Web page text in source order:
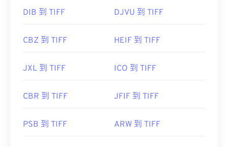
DIB 到 TIFF DJVU 到 TIFF
CBZ 到 TIFF HEIF 到 TIFF
JXL 到 TIFF ICO 到 TIFF
CBR 到 TIFF JFIF 到 TIFF
PSB 到 TIFF ARW 到 TIFF